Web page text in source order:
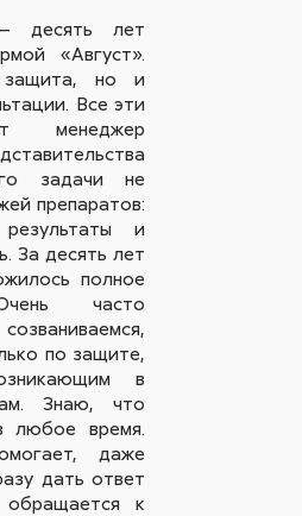
десять лет
«Август».
но и
Все эти
менеджер
задачи не
препаратов:
и
За десять лет
полное
часто
по защите,
в
Знаю, что
любое время.
даже
дать ответ
к